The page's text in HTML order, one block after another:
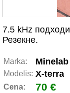
7.5 kHz
Резекне.
Marka: Minelab
Modelis: X-terra
Cena: 70 €